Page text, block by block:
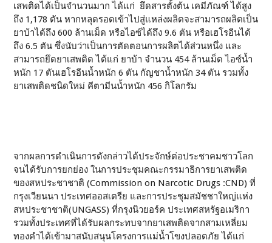
เสพติดได้เป็นจำนวนมาก ได้แก่ ยึดสารตั้งต้น เคมีภัณฑ์ ได้สูง
ถึง 1,178 ตัน หากหลุดรอดเข้าไปสู่แหล่งผลิตจะสามารถผลิตเป็น
ยาบ้าได้ถึง 600 ล้านเม็ด หรือไอซ์ได้ถึง 9.6 ตัน หรือเฮโรอีนได้
ถึง 6.5 ตัน ซึ่งนับว่าเป็นการตัดตอนการผลิตได้ส่วนหนึ่ง และ
สามารถยึดยาเสพติด ได้แก่ ยาบ้า จำนวน 454 ล้านเม็ด ไอซ์น้ำ
หนัก 17 ตันเฮโรอีนน้ำหนัก 6 ตัน กัญชาน้ำหนัก 34 ตัน รวมทั้ง
ยาเสพติดชนิดใหม่ คีตามีนน้ำหนัก 456 กิโลกรัม
จากผลการดำเนินการดังกล่าวได้ประจักษ์ต่อประชาคมชาวโลก
จนได้รับการยกย่อง ในการประชุมคณะกรรมาธิการยาเสพติด
ของสหประชาชาติ (Commission on Narcotic Drugs :CND) ที่
กรุงเวียนนา ประเทศออสเตรีย และการประชุมสมัชชาใหญ่แห่ง
สหประชาชาติ(UNGASS) ที่กรุงนิวยอร์ค ประเทศสหรัฐอเมริกา
รวมทั้งประเทศที่ได้รับผลกระทบจากยาเสพติดจากสามเหลี่ยม
ทองคำได้เข้ามาสนับสนุนโครงการแม่น้ำโขงปลอดภัย ได้แก่